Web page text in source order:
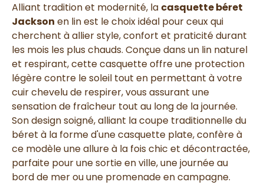
Alliant tradition et modernité, la casquette béret
Jackson en lin est le choix idéal pour ceux qui
cherchent à allier style, confort et praticité durant
les mois les plus chauds. Conçue dans un lin naturel
et respirant, cette casquette offre une protection
légère contre le soleil tout en permettant à votre
cuir chevelu de respirer, vous assurant une
sensation de fraîcheur tout au long de la journée.
Son design soigné, alliant la coupe traditionnelle du
béret à la forme d'une casquette plate, confère à
ce modèle une allure à la fois chic et décontractée,
parfaite pour une sortie en ville, une journée au
bord de mer ou une promenade en campagne.